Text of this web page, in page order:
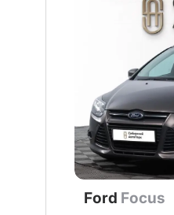
Ford Focus